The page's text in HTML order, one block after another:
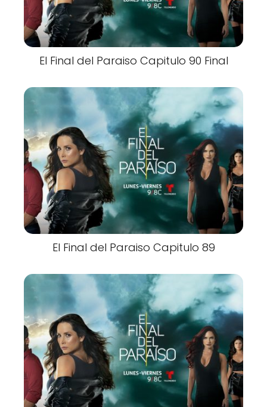
El Final del Paraiso Capitulo 90 Final
El Final del Paraiso Capitulo 89